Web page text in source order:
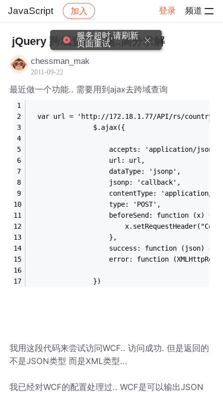
JavaScript 加入 登录 频道
社区 JavaScript 帖子详情
jQuery 跨域查询问题..高分求解
chessman_mak
2011-09-22
最近做一个功能.. 需要用到ajax去跨域查询
var url = 'http://172.18.1.77/API/rs/country/
                $.ajax({
                    accepts: 'application/json',
                    url: url,
                    dataType: 'jsonp',
                    jsonp: 'callback',
contentType: 'application/
                    type: 'POST',
                    beforeSend: function (x) {
                    },
success: function (json) {
error: function
                })
我用这段代码来尝试访问WCF.. 访问成功. 但是返回的
不是JSON类型 而是XML类型...
我已经对WCF的配置处理过.. WCF是可以输出JSON
服务超时,请刷新
页面重试